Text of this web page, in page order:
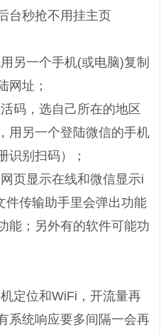
台秒抢不用挂主页
另一个手机(或电脑)复制
网址；
码，选自己所在的地区
用另一个登陆微信的手机
识别扫码）；
页显示在线和微信显示i
件传输助手里会弹出功能
能；另外有的软件可能功
定位和WiFi，开流量再
系统响应要多间隔一会再